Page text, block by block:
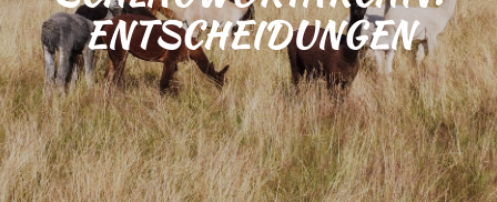
ENTSCHEIDUNGEN